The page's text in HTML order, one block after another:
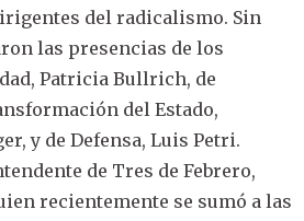
del radicalismo. Sin
las presencias de los
Patricia Bullrich, de
del Estado,
y de Defensa, Luis Petri.
de Tres de Febrero,
recientemente se sumó a las